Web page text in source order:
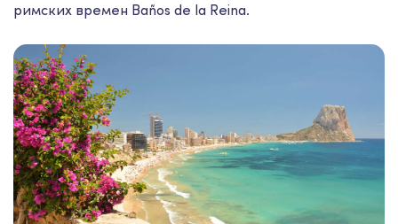
римских времен Baños de la Reina.